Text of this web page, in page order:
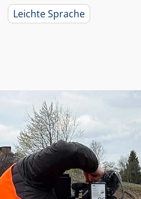
Leichte Sprache